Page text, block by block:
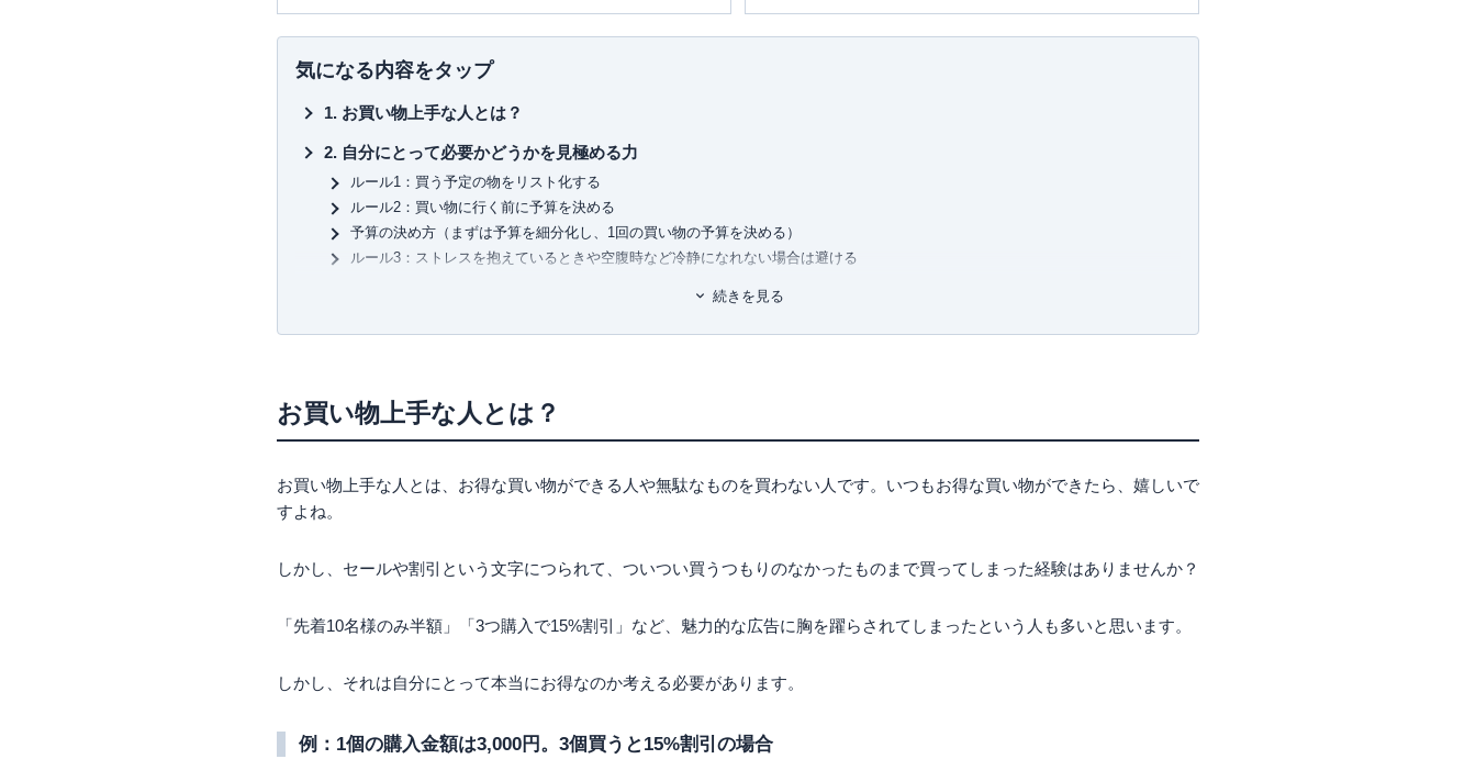
として年間約700件の活動をしながら、女性のビジネスコミュニ
ティーを運営・仕事の紹介も行っている。
■書籍
初心者でもわかる！お金に関するアレコレの選び方BOOK
気になる内容をタップ
お買い物上手な人とは？
自分にとって必要かどうかを見極める力
ルール1：買う予定の物をリスト化する
ルール2：買い物に行く前に予算を決める
予算の決め方（まずは予算を細分化し、1回の買い物の予算を決める）
ルール3：ストレスを抱えているときや空腹時など冷静になれない場合は避ける
まとめ：お買い物上手になると時間・お金・物の無駄が少なくなる！
続きを見る
お買い物上手な人とは？
お買い物上手な人とは、お得な買い物ができる人や無駄なものを買わない人です。いつもお得な買い物ができたら、嬉しいで
すよね。
しかし、セールや割引という文字につられて、ついつい買うつもりのなかったものまで買ってしまった経験はありませんか？
「先着10名様のみ半額」「3つ購入で15%割引」など、魅力的な広告に胸を躍らされてしまったという人も多いと思います。
しかし、それは自分にとって本当にお得なのか考える必要があります。
例：1個の購入金額は3,000円。3個買うと15%割引の場合